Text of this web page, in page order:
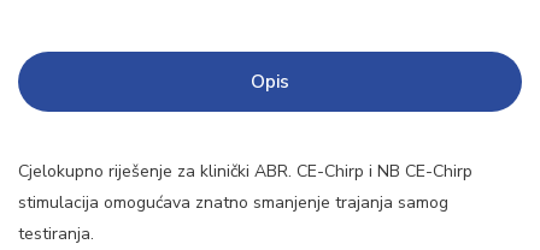
Opis
Cjelokupno riješenje za klinički ABR. CE-Chirp i NB CE-Chirp
stimulacija omogućava znatno smanjenje trajanja samog
testiranja.